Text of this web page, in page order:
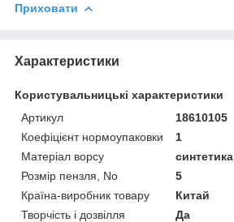
Приховати
Характеристики
Користувальницькі характеристики
Артикул
18610105
Коефіцієнт нормоупаковки
1
Матеріал ворсу
синтетика
Розмір пензля, No
5
Країна-виробник товару
Китай
Творчість і дозвілля
Да